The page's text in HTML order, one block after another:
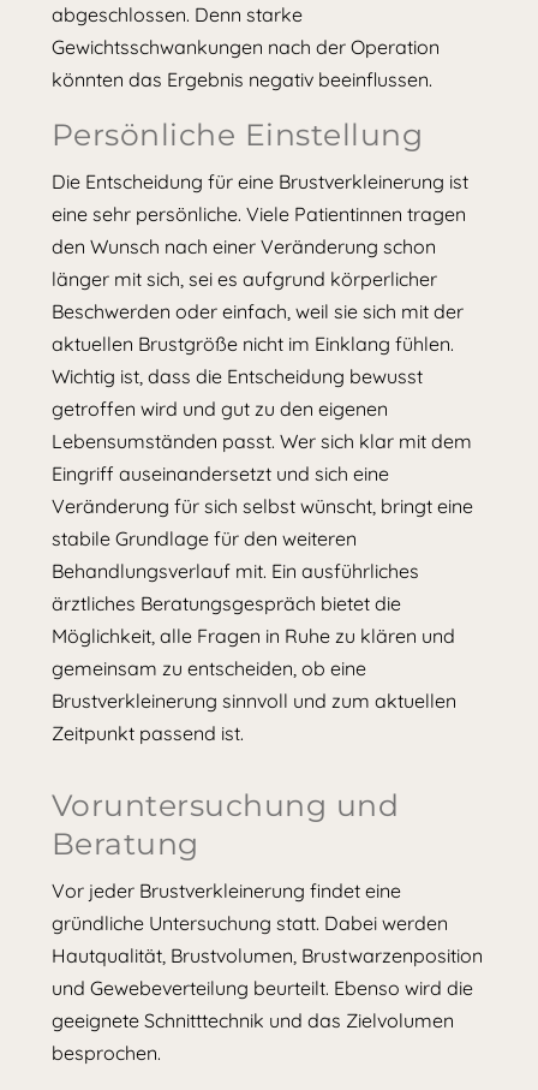
abgeschlossen. Denn starke
Gewichtsschwankungen nach der Operation
könnten das Ergebnis negativ beeinflussen.
Persönliche Einstellung
Die Entscheidung für eine Brustverkleinerung ist
eine sehr persönliche. Viele Patientinnen tragen
den Wunsch nach einer Veränderung schon
länger mit sich, sei es aufgrund körperlicher
Beschwerden oder einfach, weil sie sich mit der
aktuellen Brustgröße nicht im Einklang fühlen.
Wichtig ist, dass die Entscheidung bewusst
getroffen wird und gut zu den eigenen
Lebensumständen passt. Wer sich klar mit dem
Eingriff auseinandersetzt und sich eine
Veränderung für sich selbst wünscht, bringt eine
stabile Grundlage für den weiteren
Behandlungsverlauf mit. Ein ausführliches
ärztliches Beratungsgespräch bietet die
Möglichkeit, alle Fragen in Ruhe zu klären und
gemeinsam zu entscheiden, ob eine
Brustverkleinerung sinnvoll und zum aktuellen
Zeitpunkt passend ist.
Voruntersuchung und
Beratung
Vor jeder Brustverkleinerung findet eine
gründliche Untersuchung statt. Dabei werden
Hautqualität, Brustvolumen, Brustwarzenposition
und Gewebeverteilung beurteilt. Ebenso wird die
geeignete Schnitttechnik und das Zielvolumen
besprochen.